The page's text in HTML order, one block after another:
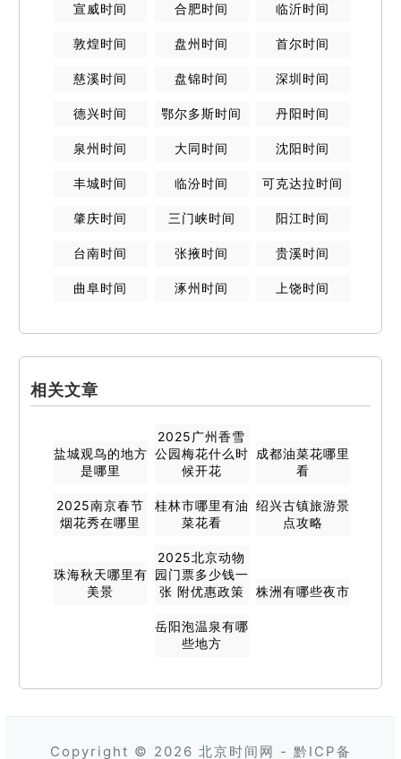
宣威时间 合肥时间 临沂时间
敦煌时间 盘州时间 首尔时间
慈溪时间 盘锦时间 深圳时间
德兴时间 鄂尔多斯时间 丹阳时间
泉州时间 大同时间 沈阳时间
丰城时间 临汾时间 可克达拉时间
肇庆时间 三门峡时间 阳江时间
台南时间 张掖时间 贵溪时间
曲阜时间 涿州时间 上饶时间
相关文章
盐城观鸟的地方
是哪里
2025广州香雪
公园梅花什么时
候开花
成都油菜花哪里
看
2025南京春节
烟花秀在哪里
桂林市哪里有油
菜花看
绍兴古镇旅游景
点攻略
珠海秋天哪里有
美景
2025北京动物
园门票多少钱一
张 附优惠政策
株洲有哪些夜市
岳阳泡温泉有哪
些地方
Copyright © 2026 北京时间网 - 黔ICP备